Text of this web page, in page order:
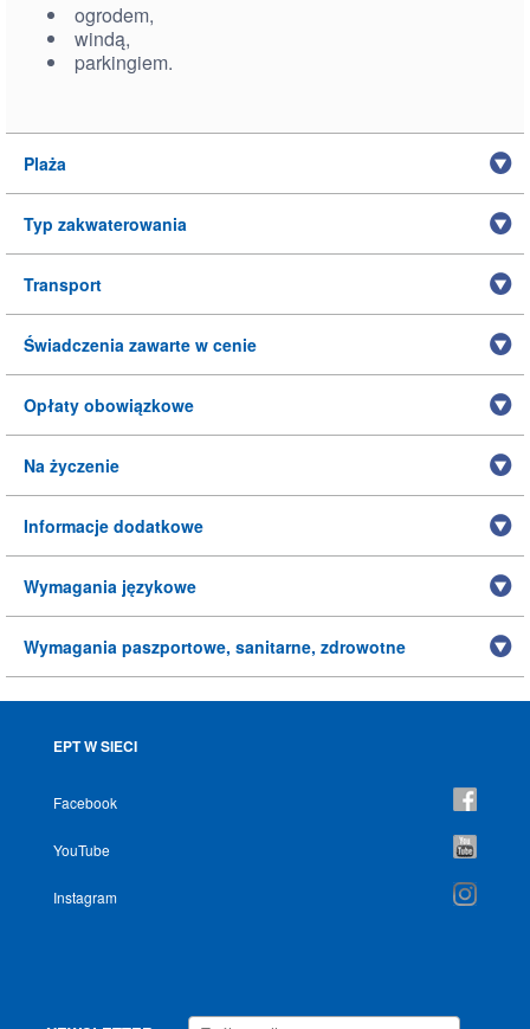
ogrodem,
windą,
parkingiem.
Plaża
Typ zakwaterowania
Transport
Świadczenia zawarte w cenie
Opłaty obowiązkowe
Na życzenie
Informacje dodatkowe
Wymagania językowe
Wymagania paszportowe, sanitarne, zdrowotne
EPT W SIECI
Facebook
YouTube
Instagram